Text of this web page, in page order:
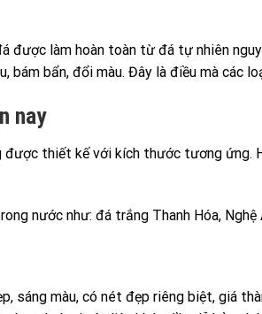
được làm hoàn toàn từ đá tự nhiên
bẩn, đổi màu. Đây là điều mà các
nay
thiết kế với kích thước tương ứng.
nước như: đá trắng Thanh Hóa, Nghệ
màu, có nét đẹp riêng biệt, giá